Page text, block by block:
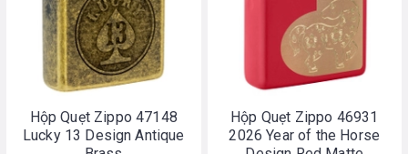
Hộp Quẹt Zippo 47148
Lucky 13 Design Antique
Hộp Quẹt Zippo 46931
2026 Year of the Horse